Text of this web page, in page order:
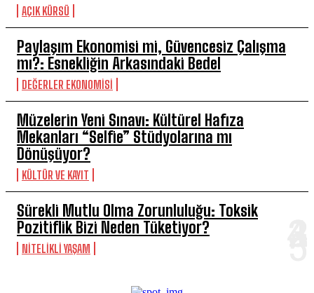
AÇIK KÜRSÜ
Paylaşım Ekonomisi mi, Güvencesiz Çalışma
mı?: Esnekliğin Arkasındaki Bedel
DEĞERLER EKONOMISI
Müzelerin Yeni Sınavı: Kültürel Hafıza
Mekanları “Selfie” Stüdyolarına mı
Dönüşüyor?
KÜLTÜR VE KAYIT
Sürekli Mutlu Olma Zorunluluğu: Toksik
Pozitiflik Bizi Neden Tüketiyor?
NITELIKLI YAŞAM